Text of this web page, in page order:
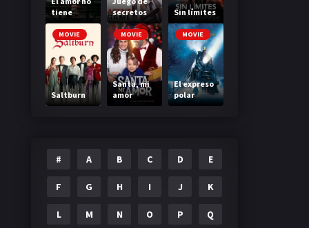
tiene
reglas
secretos
Sin límites
MOVIE
Saltburn
MOVIE
Santa, mi
amor
MOVIE
El expreso
polar
# A B C D E
F G H I J K
L M N O P Q